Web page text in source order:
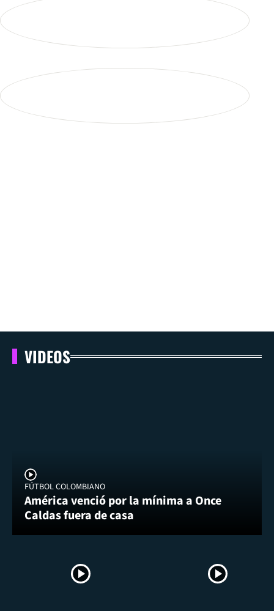
VIDEOS
FÚTBOL COLOMBIANO
América venció por la mínima a Once
Caldas fuera de casa